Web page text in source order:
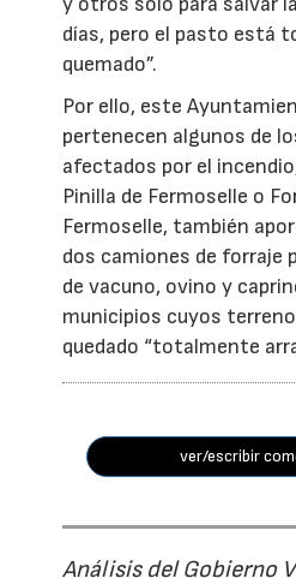
días, pero el pasto está
quemado”.
Por ello, este
pertenecen algunos de
afectados por el
Pinilla de Fermoselle o
Fermoselle, también
dos camiones de forraje
de vacuno, ovino y
municipios cuyos
quedado “totalmente
ver/escribir
Análisis del Gobierno